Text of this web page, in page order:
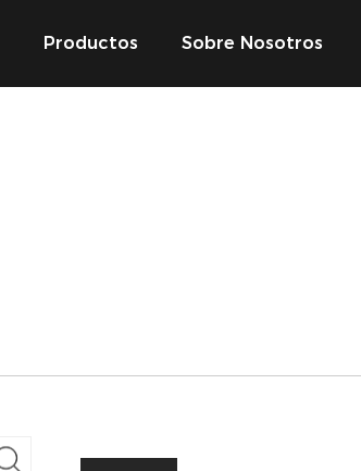
Productos Sobre Nosotros